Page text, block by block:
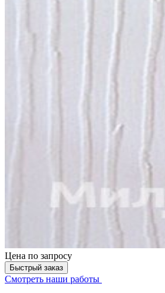
Цена по запросу
Быстрый заказ
Смотреть наши работы